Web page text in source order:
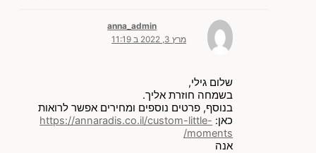
anna_admin
מרץ 3, 2022 ב 11:19
שלום גילי,
בשמחה חוזרת אליך.
בנוסף, פרטים נוספים ומחירים אפשר לרואות
כאן: https://annaradis.co.il/custom-little-
moments/
אנה